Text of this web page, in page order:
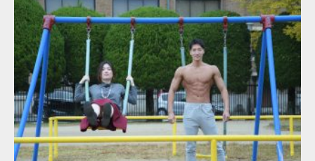
ーズをするマッチョ
Update: 2021.07.6
Category:公園のマッチョ その他 AKIHITO(細マッチョ) 腹筋 大胸筋
ダウンロード